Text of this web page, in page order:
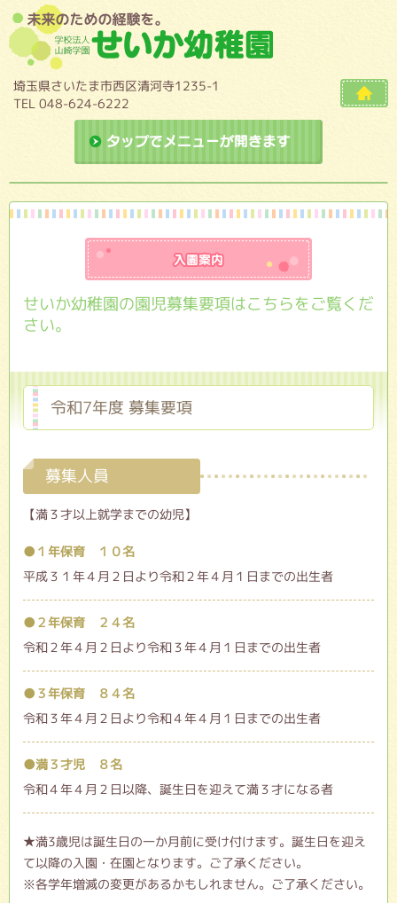
埼玉県さいたま市西区清河寺1235-1
TEL 048-624-6222
せいか幼稚園の園児募集要項はこちらをご覧くだ
さい。
令和7年度 募集要項
募集人員
【満３才以上就学までの幼児】
●１年保育 １０名
平成３１年４月２日より令和２年４月１日までの出生者
●２年保育 ２４名
令和２年４月２日より令和３年４月１日までの出生者
●３年保育 ８４名
令和３年４月２日より令和４年４月１日までの出生者
●満３才児 ８名
令和４年４月２日以降、誕生日を迎えて満３才になる者
★満3歳児は誕生日の一か月前に受け付けます。誕生日を迎え
て以降の入園・在園となります。ご了承ください。
※各学年増減の変更があるかもしれません。ご了承ください。